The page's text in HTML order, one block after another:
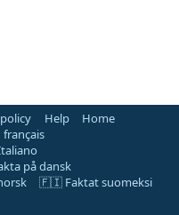
Help
Home
på dansk
🇫🇮 Faktat suomeksi